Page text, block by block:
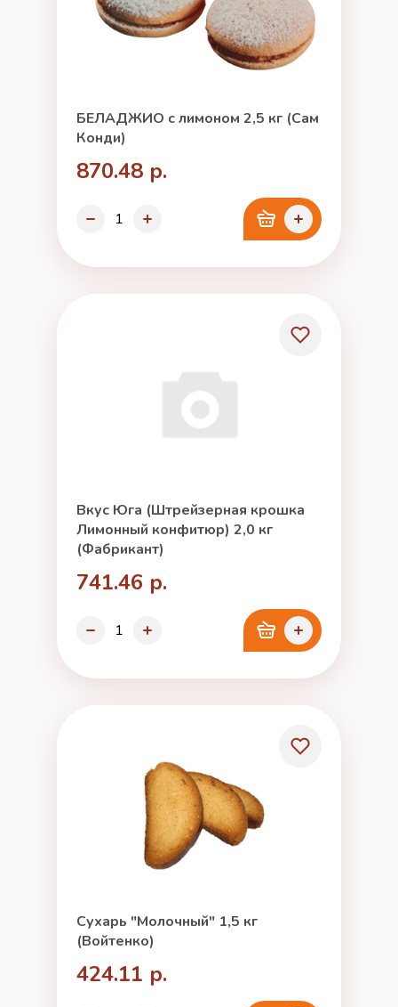
БЕЛАДЖИО с лимоном 2,5 кг (Сам
Конди)
870.48 р.
Вкус Юга (Штрейзерная крошка
Лимонный конфитюр) 2,0 кг
(Фабрикант)
741.46 р.
Сухарь "Молочный" 1,5 кг
(Войтенко)
424.11 р.